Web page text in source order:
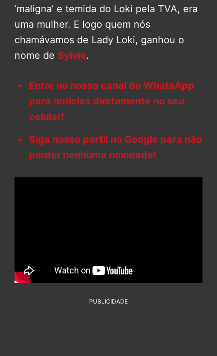
‘maligna’ e temida do Loki pela TVA, era
uma mulher. E logo quem nós
chamávamos de Lady Loki, ganhou o
nome de Sylvie.
Entre no nosso canal do WhatsApp
para notícias diretamente no seu
celular!
Siga nosso perfil no Google para não
perder nenhuma novidade!
PUBLICIDADE